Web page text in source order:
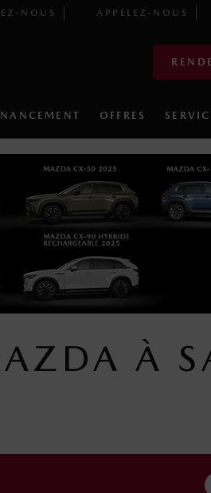
NOUS APPELEZ-NOUS
OFFRES
À